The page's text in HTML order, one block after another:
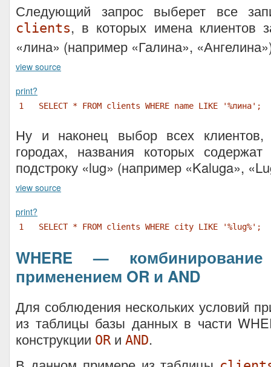
Следующий запрос выберет все
clients, в которых имена клиентов
«лина» (например «Галина»,
view source
print?
1 SELECT * FROM clients WHERE name LIKE '%лина';
Ну и наконец выбор всех
городах, названия которых
подстроку «lug» (например «Kaluga»,
view source
print?
1 SELECT * FROM clients WHERE city LIKE '%lug%';
WHERE —
применением OR и AND
Для соблюдения нескольких условий
из таблицы базы данных в части
конструкции OR и AND.